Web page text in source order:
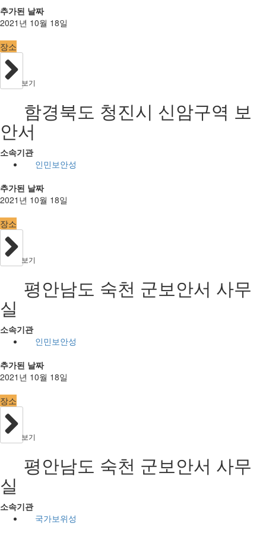
추가된 날짜
2021년 10월 18일
장소
보기
함경북도 청진시 신암구역 보
안서
소속기관
인민보안성
추가된 날짜
2021년 10월 18일
장소
보기
평안남도 숙천 군보안서 사무
실
소속기관
인민보안성
추가된 날짜
2021년 10월 18일
장소
보기
평안남도 숙천 군보안서 사무
실
소속기관
국가보위성